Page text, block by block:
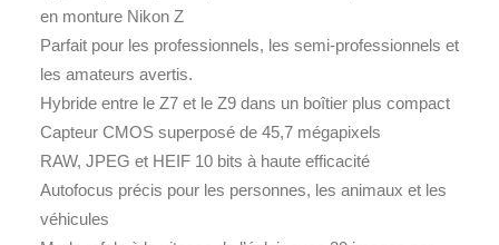
en monture Nikon Z
Parfait pour les professionnels, les semi-professionnels et
les amateurs avertis.
Hybride entre le Z7 et le Z9 dans un boîtier plus compact
Capteur CMOS superposé de 45,7 mégapixels
RAW, JPEG et HEIF 10 bits à haute efficacité
Autofocus précis pour les personnes, les animaux et les
véhicules